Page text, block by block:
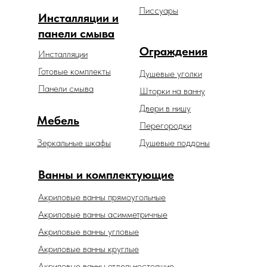
Ванны и комплектующие
Акриловые ванны прямоугольные
Зеркальные шкафы
Мебель
Ограждения
Душевые уголки
Шторки на ванну
Двери в нишу
Перегородки
Душевые поддоны
Акриловые ванны асимметричные
Акриловые ванны угловые
Акриловые ванны круглые
Инсталляции и
панели смыва
Инсталляции
Готовые комплекты
Панели смыва
Писсуары